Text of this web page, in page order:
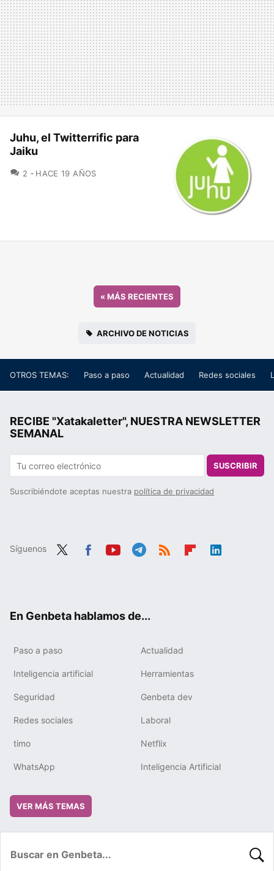
Juhu, el Twitterrific para
Jaiku
2 COMENTARIOS
HACE 19 AÑOS
«MÁS RECIENTES
ARCHIVO DE NOTICIAS
OTROS TEMAS: Paso a paso Actualidad Redes sociales
RECIBE "Xatakaletter", NUESTRA NEWSLETTER
SEMANAL
SUSCRIBIR
Suscribiéndote aceptas nuestra política de privacidad
Síguenos
En Genbeta hablamos de...
Paso a paso Actualidad
Inteligencia artificial Herramientas
Seguridad Genbeta dev
Redes sociales Laboral
timo Netflix
WhatsApp Inteligencia Artificial
VER MÁS TEMAS